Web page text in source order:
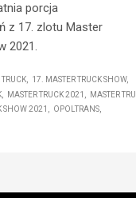
porcja
z 17. zlotu Master
2021.
17. MASTER TRUCK SHOW
MASTER TRUCK 2021
MASTER
SHOW 2021
OPOLTRANS